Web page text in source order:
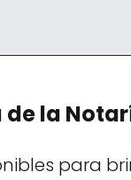
la
para